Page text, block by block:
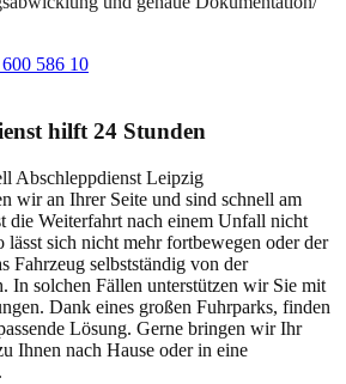
586 10
hilft 24 Stunden
Abschleppdienst Leipzig
wir an Ihrer Seite und sind schnell am
die Weiterfahrt nach einem Unfall nicht
sich nicht mehr fortbewegen oder der
Fahrzeug selbstständig von der
In solchen Fällen unterstützen wir Sie mit
Dank eines großen Fuhrparks, finden
Lösung. Gerne bringen wir Ihr
Ihnen nach Hause oder in eine